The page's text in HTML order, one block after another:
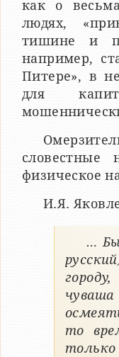
как о
людях,
тишине и
например,
Питере», в
для
словестные
физическое
И.Я.
…
то